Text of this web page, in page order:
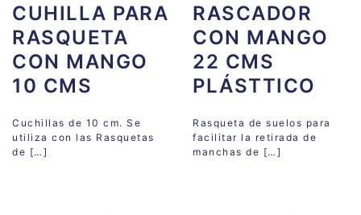
CUHILLA PARA
RASQUETA
CON MANGO
10 CMS
Cuchillas de 10 cm. Se
utiliza con las Rasquetas
de […]
RASCADOR
CON MANGO
22 CMS
PLÁSTTICO
Rasqueta de suelos para
facilitar la retirada de
manchas de […]